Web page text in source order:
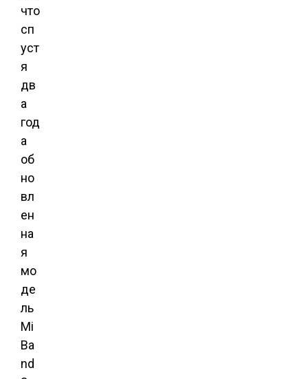
что
сп
уст
я
дв
а
год
а
об
но
вл
ен
на
я
мо
де
ль
Mi
Ba
nd